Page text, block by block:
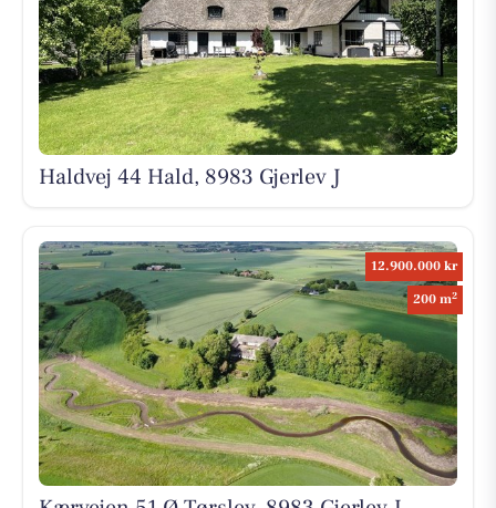
Haldvej 44 Hald, 8983 Gjerlev J
12.900.000 kr
200 m2